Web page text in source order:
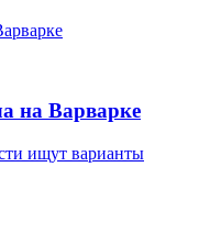
на Варварке
ищут варианты